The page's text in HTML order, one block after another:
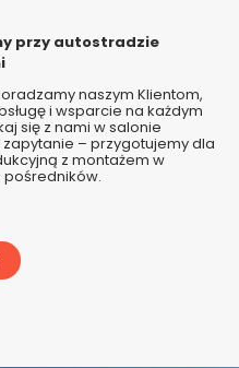
przy autostradzie
naszym Klientom,
i wsparcie na każdym
się z nami w salonie
– przygotujemy dla
z montażem w
pośredników.